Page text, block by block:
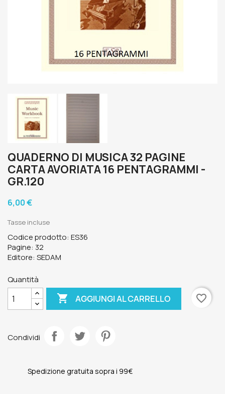
QUADERNO DI MUSICA 32 PAGINE
CARTA AVORIATA 16 PENTAGRAMMI -
GR.120
6,00 €
Tasse incluse
Codice prodotto: ES36
Pagine: 32
Editore: SEDAM
Quantità
 AGGIUNGI AL CARRELLO favorite_border
Condividi
Spedizione gratuita sopra i 99€